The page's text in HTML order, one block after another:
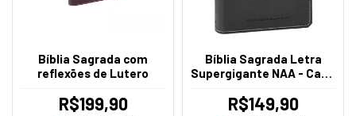
Bíblia Sagrada com
reflexões de Lutero
R$199,90
Bíblia Sagrada Letra
Supergigante NAA - Capa
R$149,90